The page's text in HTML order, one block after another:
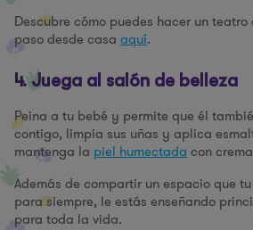
Descubre cómo puedes hacer un
paso desde casa aquí.
4. Juega al salón de belleza
Peina a tu bebé y permite que él
contigo, limpia sus uñas y aplica
mantenga la piel humectada con
Además de compartir un espacio que
para siempre, le estás enseñando
para toda la vida.